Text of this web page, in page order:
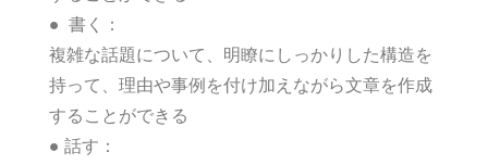
● 書く：
複雑な話題について、明瞭にしっかりした構造を
持って、理由や事例を付け加えながら文章を作成
することができる
● 話す：